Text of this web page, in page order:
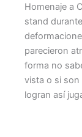
Homenaje a
stand
parecieron
forma no
vista o si son
logran así